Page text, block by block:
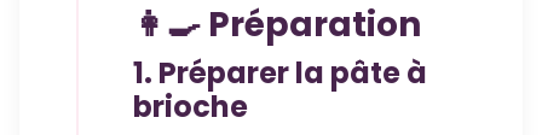
👩‍🍳 Préparation
1. Préparer la pâte à
brioche